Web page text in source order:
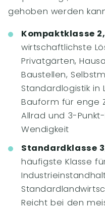
gehoben werden
Kompaktklasse
wirtschaftlichste
Privatgärten,
Baustellen,
Standardlogistik in
Bauform für enge
Allrad und 3-
Wendigkeit
Standardklasse
häufigste Klasse
Reicht bei den